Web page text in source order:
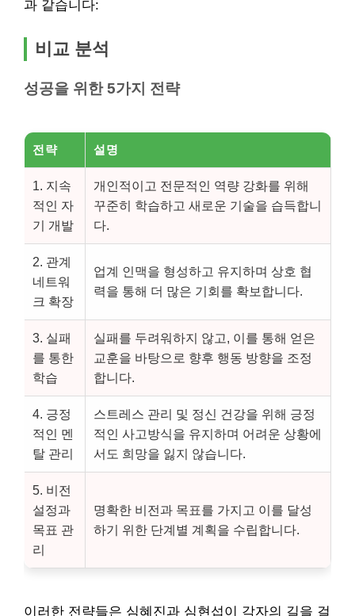
과 같습니다:
비교 분석
성공을 위한 5가지 전략
전략 설명
1. 지속
적인 자
기 개발
개인적이고 전문적인 역량 강화를 위해
꾸준히 학습하고 새로운 기술을 습득합니
다.
2. 관계
네트워
크 확장
업계 인맥을 형성하고 유지하며 상호 협
력을 통해 더 많은 기회를 확보합니다.
3. 실패
를 통한
학습
실패를 두려워하지 않고, 이를 통해 얻은
교훈을 바탕으로 향후 행동 방향을 조정
합니다.
4. 긍정
적인 멘
탈 관리
스트레스 관리 및 정신 건강을 위해 긍정
적인 사고방식을 유지하며 어려운 상황에
서도 희망을 잃지 않습니다.
5. 비전
설정과
목표 관
리
명확한 비전과 목표를 가지고 이를 달성
하기 위한 단계별 계획을 수립합니다.
이러한 전략들은 심혜진과 심현섭이 각자의 길을 걸